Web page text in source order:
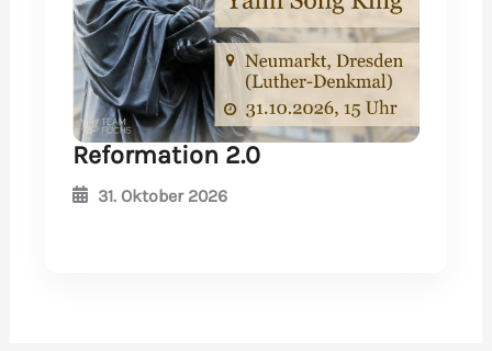
Reformation 2.0
31. Oktober 2026